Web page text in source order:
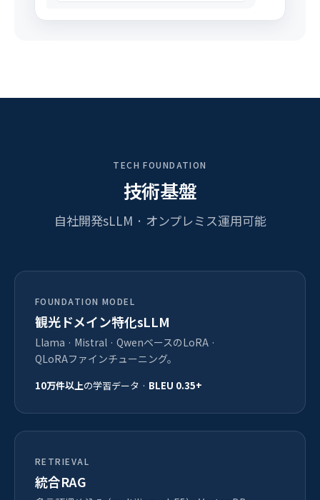
TECH FOUNDATION
技術基盤
自社開発sLLM · オンプレミス運用可能
FOUNDATION MODEL
観光ドメイン特化sLLM
Llama · Mistral · QwenベースのLoRA ·
QLoRAファインチューニング。
10万件以上の学習データ · BLEU 0.35+
RETRIEVAL
統合RAG